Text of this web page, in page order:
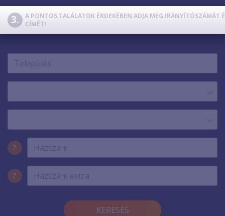
TV
TELEFON
SZERVER
A PONTOS TALÁLATOK ÉRDEKÉBEN ADJA MEG IRÁNYÍTÓSZÁMÁT
CÍMÉT!
?
?
KERESÉS